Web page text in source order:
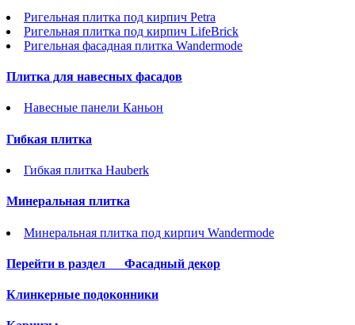
Ригельная плитка под кирпич Petra
Ригельная плитка под кирпич LifeBrick
Ригельная фасадная плитка Wandermode
Плитка для навесных фасадов
Навесные панели Каньон
Гибкая плитка
Гибкая плитка Hauberk
Минеральная плитка
Минеральная плитка под кирпич Wandermode
Перейти в раздел Фасадный декор
Клинкерные подоконники